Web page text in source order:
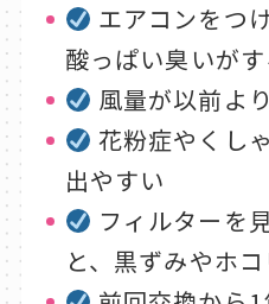
エアコンをつ
酸っぱい臭いがす
風量が以前よ
花粉症やくし
出やすい
フィルターを
と、黒ずみやホ